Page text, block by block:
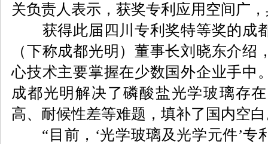
关负责人表示，获奖专利应用空间广
获得此届四川专利奖特等奖的成
（下称成都光明）董事长刘晓东介绍
心技术主要掌握在少数国外企业手中
成都光明解决了磷酸盐光学玻璃存
高、耐候性差等难题，填补了国内空
“目前，‘光学玻璃及光学元件’专